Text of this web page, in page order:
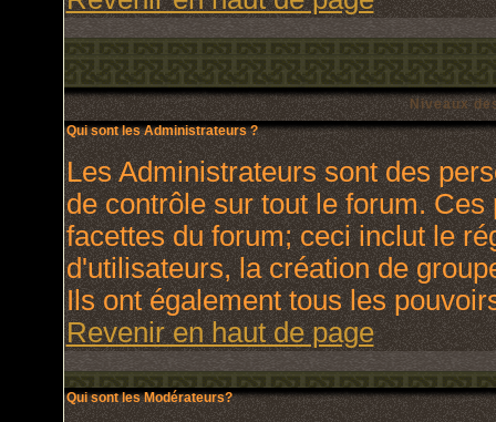
Niveaux
Qui sont les Administrateurs ?
Les Administrateurs sont des
de contrôle sur tout le forum.
facettes du forum; ceci inclut le
d'utilisateurs, la création de
Ils ont également tous les
Revenir en haut de page
Qui sont les Modérateurs?